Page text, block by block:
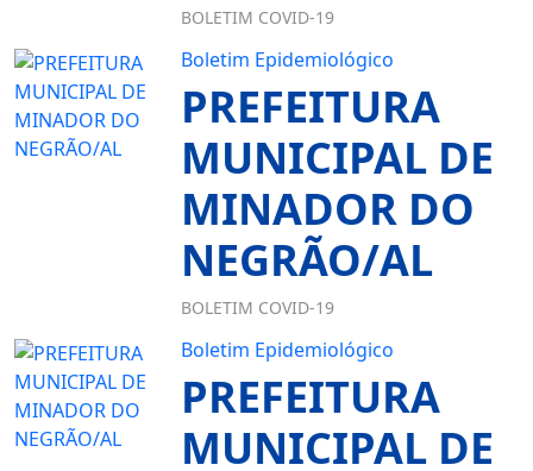
BOLETIM COVID-19
Boletim Epidemiológico
PREFEITURA
MUNICIPAL DE
MINADOR DO
NEGRÃO/AL
BOLETIM COVID-19
Boletim Epidemiológico
PREFEITURA
MUNICIPAL DE